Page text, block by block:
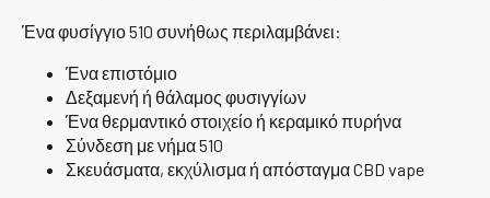
Ένα φυσίγγιο 510 συνήθως περιλαμβάνει:
Ένα επιστόμιο
Δεξαμενή ή θάλαμος φυσιγγίων
Ένα θερμαντικό στοιχείο ή κεραμικό πυρήνα
Σύνδεση με νήμα 510
Σκευάσματα, εκχύλισμα ή απόσταγμα CBD vape